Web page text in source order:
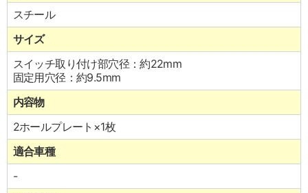
スチール
サイズ
スイッチ取り付け部穴径：約22mm
固定用穴径：約9.5mm
内容物
2ホールプレート×1枚
適合車種
-